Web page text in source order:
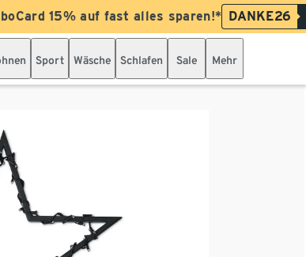
15% auf fast alles sparen!* DANKE26
Sport Wäsche Schlafen Sale Mehr